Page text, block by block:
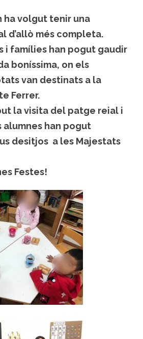
ha volgut tenir una
d’allò més completa.
i famílies han pogut gaudir
boníssima, on els
van destinats a la
Ferrer.
la visita del patge reial i
han pogut
desitjos a les Majestats
Festes!